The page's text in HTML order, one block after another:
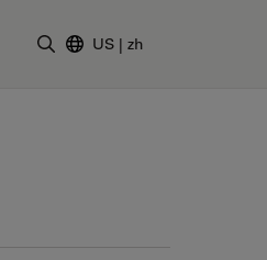
US | zh